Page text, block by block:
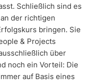
Schließlich sind es
der richtigen
bringen. Sie
& Projects
über
noch ein Vorteil: Die
auf Basis eines